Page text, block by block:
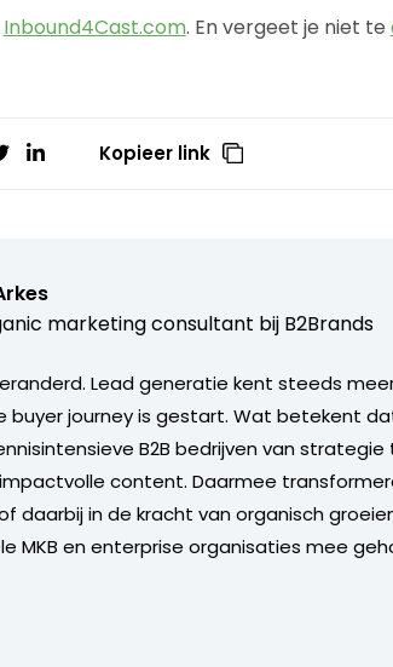
Inbound4Cast.com. En vergeet je niet te
Kopieer link
marketing consultant bij B2Brands
Lead generatie kent steeds
buyer journey is gestart. Wat betekent
B2B bedrijven van
content. Daarmee
daarbij in de kracht van organisch
MKB en enterprise organisaties mee